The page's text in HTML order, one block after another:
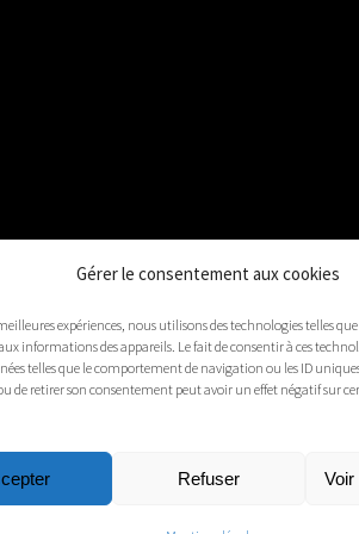
Gérer le consentement aux cookies
expériences, nous utilisons des technologies telles
informations des appareils. Le fait de consentir à ces
telles que le comportement de navigation ou les ID
de retirer son consentement peut avoir un effet négatif sur
Refuser Voir